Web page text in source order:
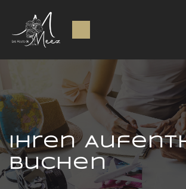
Ihren
buchen